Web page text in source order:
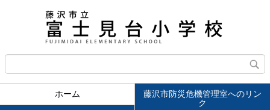
ホーム
藤沢市防災危機管理室へのリン
ク